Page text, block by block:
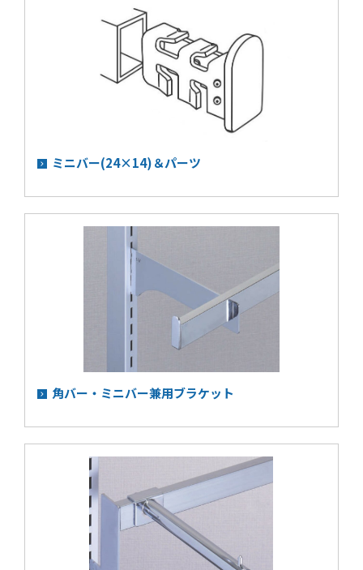
ミニバー(24×14)＆パーツ
角バー・ミニバー兼用ブラケット